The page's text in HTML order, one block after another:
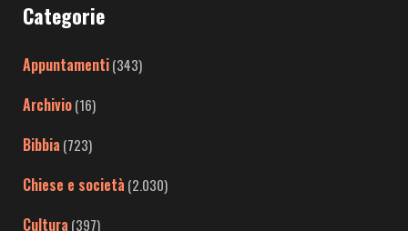
Categorie
Appuntamenti(343)
Archivio(16)
Bibbia (723)
Chiese e società (2.030)
Cultura (397)